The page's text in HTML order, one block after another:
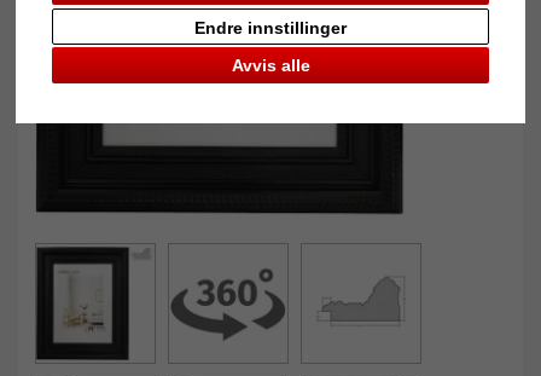
Avvis alle
Endre innstillinger